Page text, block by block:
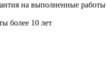
на выполненные работы
более 10 лет